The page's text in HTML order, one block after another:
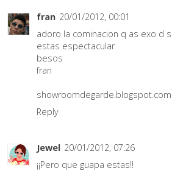
fran 20/01/2012, 00:01
adoro la cominacion q as exo d
estas espectacular
besos
fran
showroomdegarde.blogspot.com
Reply
Jewel 20/01/2012, 07:26
¡¡Pero que guapa estas!!